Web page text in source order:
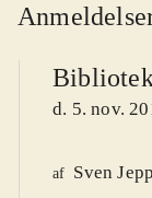
d. 5. nov.
af Sven